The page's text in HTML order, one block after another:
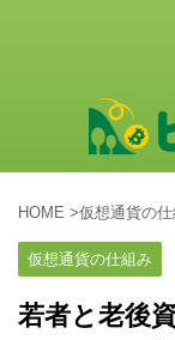
HOME >仮想通貨の
仮想通貨の仕組み
若者と老後